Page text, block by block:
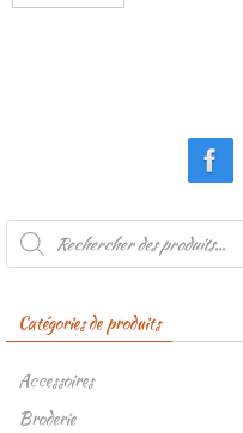
Recherche
produits
Catégories de produits
Accessoires
Broderie